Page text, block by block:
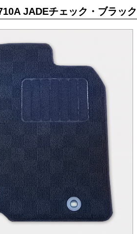
JADEチェック・ブラック